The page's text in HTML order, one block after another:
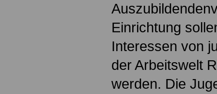
Einrichtung
Interessen von
der Arbeitswelt
werden. Die